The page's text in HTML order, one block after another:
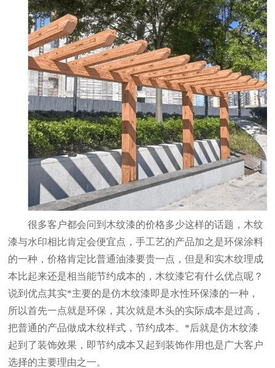
很多客户都会问到木纹漆的价格多少这样的话题，木纹
漆与水印相比肯定会便宜点，手工艺的产品加之是环保涂料
的一种，价格肯定比普通油漆要贵一点，但是和实木纹理成
本比起来还是相当能节约成本的，木纹漆它有什么优点呢？
说到优点其实*主要的是仿木纹漆即是水性环保漆的一种，
所以首先一点就是环保，其次就是木头的实际成本是过高，
把普通的产品做成木纹样式，节约成本。*后就是仿木纹漆
起到了装饰效果，即节约成本又起到装饰作用也是广大客户
选择的主要理由之一。